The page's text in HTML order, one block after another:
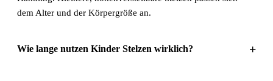
dem Alter und der Körpergröße an.
Wie lange nutzen Kinder Stelzen wirklich? +